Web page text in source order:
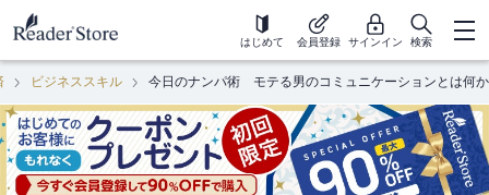
はじめて 会員登録 サインイン 検索
ビジネススキル 今日のナンパ術 モテる男のコミュニケーションとは何か